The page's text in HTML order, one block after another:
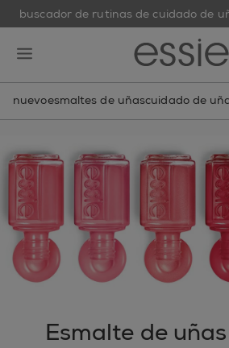
buscador de rutinas de cuidado de
nuevoesmaltes de uñascuidado de
Esmalte de